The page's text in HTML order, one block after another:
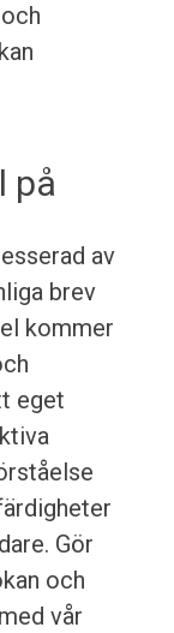
på
av
brev
kommer
eget
Gör
och
vår